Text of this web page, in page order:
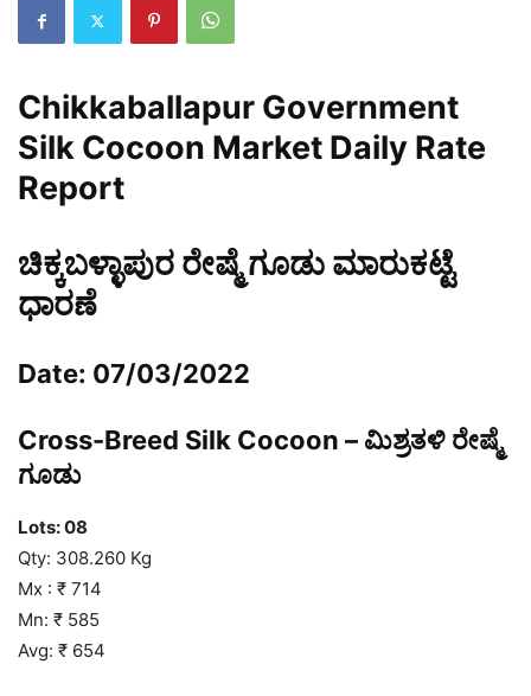
Chikkaballapur Government
Silk Cocoon Market Daily Rate
Report
ಚಿಕ್ಕಬಳ್ಳಾಪುರ ರೇಷ್ಮೆ ಗೂಡು ಮಾರುಕಟ್ಟೆ
ಧಾರಣೆ
Date: 07/03/2022
Cross-Breed Silk Cocoon – ಮಿಶ್ರತಳಿ ರೇಷ್ಮೆ
ಗೂಡು
Lots: 08
Qty: 308.260 Kg
Mx : ₹ 714
Mn: ₹ 585
Avg: ₹ 654